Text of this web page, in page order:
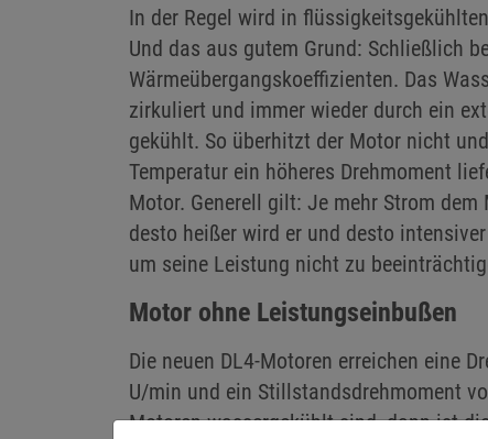
In der Regel wird in
Und das aus gutem Grund: Schließlich
Wärmeübergangskoeffizienten. Das
zirkuliert und immer wieder durch ein
gekühlt. So überhitzt der Motor nicht
Temperatur ein höheres Drehmoment
Motor. Generell gilt: Je mehr Strom
desto heißer wird er und desto
um seine Leistung nicht zu
Motor ohne Leistungseinbußen
Die neuen DL4-Motoren erreichen eine
U/min und ein Stillstandsdrehmoment
Motoren wassergekühlt sind, dann ist